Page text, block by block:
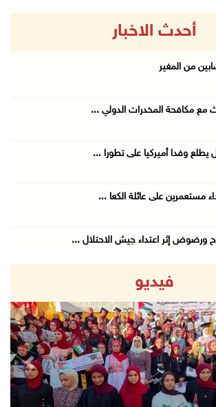
أحدث الاخبار
من المغير
مع مكافحة المخدرات الدولي ...
يطلع وفدا أميركيا على تطورا ...
ورضوض إثر اعتداء جيش الاحتلال ...
لاستعادة التعليم الوجاهي ...
بلدية رام الله ويشدد على د ...
جثمان الشهيد علاء صبيح في ت ...
فيديو